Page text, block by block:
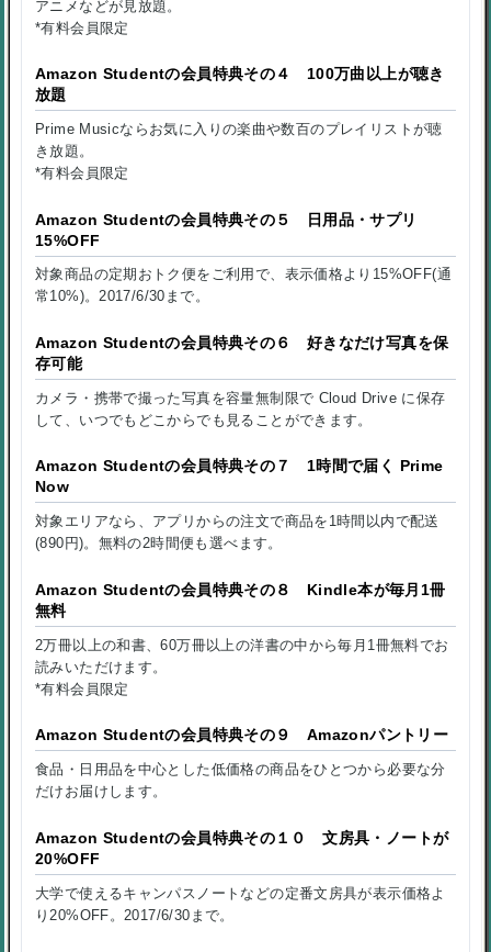
アニメなどが見放題。
*有料会員限定
Amazon Studentの会員特典その４ 100万曲以上が聴き
放題
Prime Musicならお気に入りの楽曲や数百のプレイリストが聴
き放題。
*有料会員限定
Amazon Studentの会員特典その５ 日用品・サプリ
15%OFF
対象商品の定期おトク便をご利用で、表示価格より15%OFF(通
常10%)。2017/6/30まで。
Amazon Studentの会員特典その６ 好きなだけ写真を保
存可能
カメラ・携帯で撮った写真を容量無制限で Cloud Drive に保存
して、いつでもどこからでも見ることができます。
Amazon Studentの会員特典その７ 1時間で届く Prime
Now
対象エリアなら、アプリからの注文で商品を1時間以内で配送
(890円)。無料の2時間便も選べます。
Amazon Studentの会員特典その８ Kindle本が毎月1冊
無料
2万冊以上の和書、60万冊以上の洋書の中から毎月1冊無料でお
読みいただけます。
*有料会員限定
Amazon Studentの会員特典その９ Amazonパントリー
食品・日用品を中心とした低価格の商品をひとつから必要な分
だけお届けします。
Amazon Studentの会員特典その１０ 文房具・ノートが
20%OFF
大学で使えるキャンパスノートなどの定番文房具が表示価格よ
り20%OFF。2017/6/30まで。